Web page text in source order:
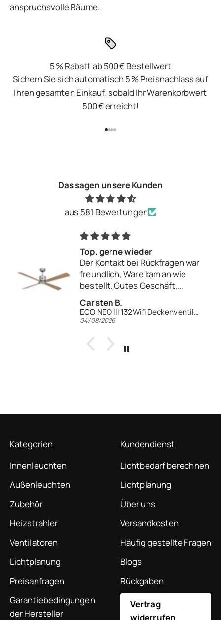
anspruchsvolle Räume.
5 % Rabatt ab 500 € Bestellwert
Sichern Sie sich automatisch 5 % Preisnachlass auf
Ihren gesamten Einkauf, sobald Ihr Warenkorbwert
500 € erreicht!
Das sagen unsere Kunden
aus 581 Bewertungen
Top, gerne wieder
Der Kontakt bei Rückfragen war
freundlich, Ware kam an wie
bestellt. Gutes Geschäft,
Carsten B.
ECO NEO III 132Wifi Deckenventilator
04/08/2026
Kategorien
Innenleuchten
Außenleuchten
Zubehör
Heizstrahler
Ventilatoren
Lichtplanung
Preisanfragen
Garantiebedingungen
der Hersteller
Kundendienst
Lichtbedarf berechnen
Lichtplanung
Über uns
Versandkosten
Häufig gestellte Fragen
Blogs
Rückgaben
Vertrag
widerrufen